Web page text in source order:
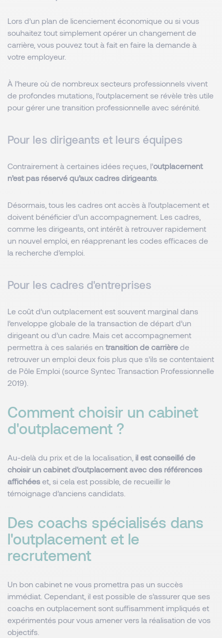
Lors d’un plan de licenciement économique ou si vous
souhaitez tout simplement opérer un changement de
carrière, vous pouvez tout à fait en faire la demande à
votre employeur.
À l’heure où de nombreux secteurs professionnels vivent
de profondes mutations, l’outplacement se révèle très utile
pour gérer une transition professionnelle avec sérénité.
Pour les dirigeants et leurs équipes
Contrairement à certaines idées reçues, l’outplacement
n’est pas réservé qu’aux cadres dirigeants
Désormais, tous les cadres ont accès à l’outplacement et
doivent bénéficier d’un accompagnement. Les cadres,
comme les dirigeants, ont intérêt à retrouver rapidement
un nouvel emploi, en réapprenant les codes efficaces de
la recherche d’emploi.
Pour les cadres d'entreprises
Le coût d’un outplacement est souvent marginal dans
l’enveloppe globale de la transaction de départ d’un
dirigeant ou d’un cadre. Mais cet accompagnement
permettra à ces salariés en transition de carrière de
retrouver un emploi deux fois plus que s’ils se contentaient
de Pôle Emploi (source Syntec Transaction Professionnelle
2019).
Comment choisir un cabinet
d'outplacement ?
Au-delà du prix et de la localisation, il est conseillé de
choisir un cabinet d'outplacement avec des références
affichées et, si cela est possible, de recueillir le
témoignage d’anciens candidats.
Des coachs spécialisés dans
l'outplacement et le
recrutement
Un bon cabinet ne vous promettra pas un succès
immédiat. Cependant, il est possible de s’assurer que ses
coachs en outplacement sont suffisamment impliqués et
expérimentés pour vous amener vers la réalisation de vos
objectifs.